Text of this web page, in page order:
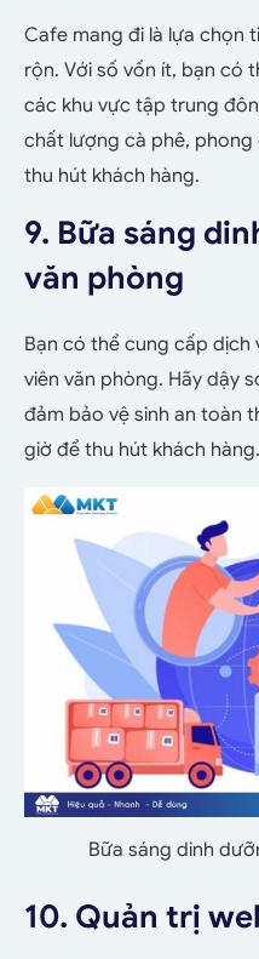
Cafe mang đi là lựa chọn
rộn. Với số vốn ít, bạn có
các khu vực tập trung
chất lượng cà phê, phong
thu hút khách hàng.
9. Bữa sáng
văn phòng
Bạn có thể cung cấp dịch
viên văn phòng. Hãy dậy
đảm bảo vệ sinh an toàn
giờ để thu hút khách hàng.
Bữa sáng dinh
10. Quản trị